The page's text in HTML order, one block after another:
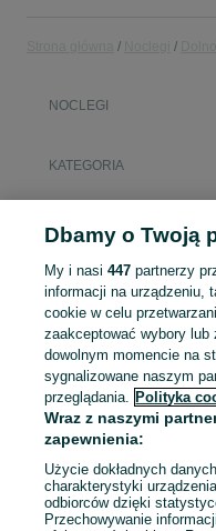
NOCLEGI
KATEGORIA
Mapa kategorii
Mapa miejscowości
Mapa ministron
Popularne wyszukiwania
Dbamy o Twoją
My i nasi447 partnerzy
informacji na urządzeniu,
cookie w celu
zaakceptować wybory
dowolnym momencie na
sygnalizowane naszym
przeglądania. Polityka
Wraz z naszymi
zapewnienia:
Użycie dokładnych
charakterystyki
odbiorców dzięki
Przechowywanie